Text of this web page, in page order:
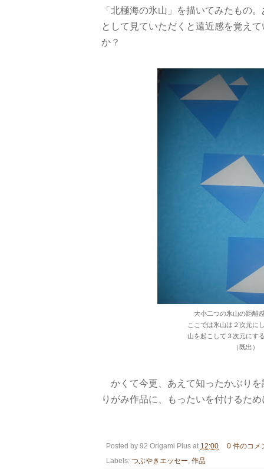
「北極海の氷山」を描いてみたもの
として見ていただくと遠近感を覚え
か？
大小二つの氷山の距離
ここでは氷山は２次元に
山を起こして３次元にす
（既出）
かくて今更、あえて知ったかぶり
りがみ作品に、もったいを付けるため
Posted by 92 Origami Plus at 12:00
0 件のコメ
Labels: つぶやきエッセー, 作品